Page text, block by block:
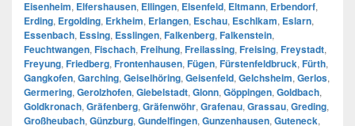
Eisenheim, Elfershausen, Ellingen, Elsenfeld, Eltmann, Erbendorf,
Erding, Ergolding, Erkheim, Erlangen, Eschau, Eschlkam, Eslarn,
Essenbach, Essing, Esslingen, Falkenberg, Falkenstein,
Feuchtwangen, Fischach, Freihung, Freilassing, Freising, Freystadt,
Freyung, Friedberg, Frontenhausen, Fügen, Fürstenfeldbruck, Fürth,
Gangkofen, Garching, Geiselhöring, Geisenfeld, Gelchsheim, Gerlos,
Germering, Gerolzhofen, Giebelstadt, Glonn, Göppingen, Goldbach,
Goldkronach, Gräfenberg, Gräfenwöhr, Grafenau, Grassau, Greding,
Großheubach, Günzburg, Gundelfingen, Gunzenhausen, Guteneck,